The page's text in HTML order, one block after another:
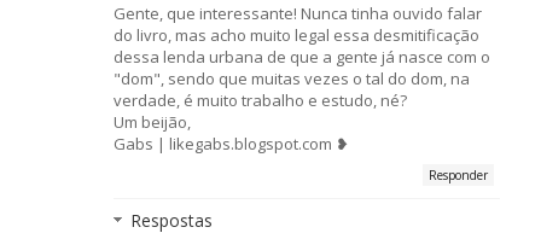
Gente, que interessante! Nunca tinha ouvido falar
do livro, mas acho muito legal essa desmitificação
dessa lenda urbana de que a gente já nasce com o
"dom", sendo que muitas vezes o tal do dom, na
verdade, é muito trabalho e estudo, né?
Um beijão,
Gabs | likegabs.blogspot.com ❥
Responder
Respostas